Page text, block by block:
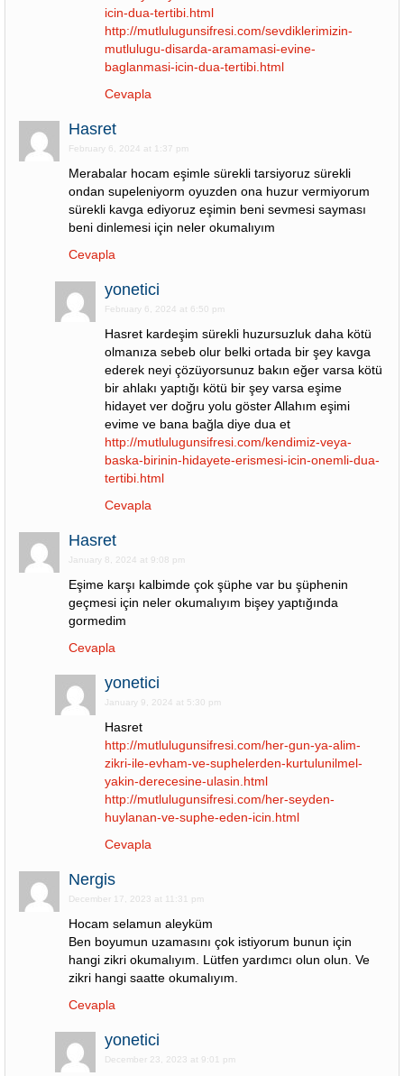
icin-dua-tertibi.html
http://mutlulugunsifresi.com/sevdiklerimizin-
mutlulugu-disarda-aramamasi-evine-
baglanmasi-icin-dua-tertibi.html
Cevapla
Hasret
February 6, 2024 at 1:37 pm
Merabalar hocam eşimle sürekli tarsiyoruz sürekli
ondan supeleniyorm oyuzden ona huzur vermiyorum
sürekli kavga ediyoruz eşimin beni sevmesi sayması
beni dinlemesi için neler okumalıyım
Cevapla
yonetici
February 6, 2024 at 6:50 pm
Hasret kardeşim sürekli huzursuzluk daha kötü
olmanıza sebeb olur belki ortada bir şey kavga
ederek neyi çözüyorsunuz bakın eğer varsa kötü
bir ahlakı yaptığı kötü bir şey varsa eşime
hidayet ver doğru yolu göster Allahım eşimi
evime ve bana bağla diye dua et
http://mutlulugunsifresi.com/kendimiz-veya-
baska-birinin-hidayete-erismesi-icin-onemli-dua-
tertibi.html
Cevapla
Hasret
January 8, 2024 at 9:08 pm
Eşime karşı kalbimde çok şüphe var bu şüphenin
geçmesi için neler okumalıyım bişey yaptığında
gormedim
Cevapla
yonetici
January 9, 2024 at 5:30 pm
Hasret
http://mutlulugunsifresi.com/her-gun-ya-alim-
zikri-ile-evham-ve-suphelerden-kurtulunilmel-
yakin-derecesine-ulasin.html
http://mutlulugunsifresi.com/her-seyden-
huylanan-ve-suphe-eden-icin.html
Cevapla
Nergis
December 17, 2023 at 11:31 pm
Hocam selamun aleyküm
Ben boyumun uzamasını çok istiyorum bunun için
hangi zikri okumalıyım. Lütfen yardımcı olun olun. Ve
zikri hangi saatte okumalıyım.
Cevapla
yonetici
December 23, 2023 at 9:01 pm